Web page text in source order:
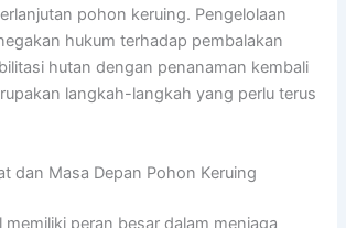
pohon keruing. Pengelolaan
hukum terhadap pembalakan
hutan dengan penanaman kembali
langkah-langkah yang perlu terus
dan Masa Depan Pohon Keruing
memiliki peran besar dalam menjaga